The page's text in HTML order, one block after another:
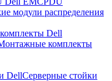
модули распределения
Dell
комплекты
DellСерверные стойки